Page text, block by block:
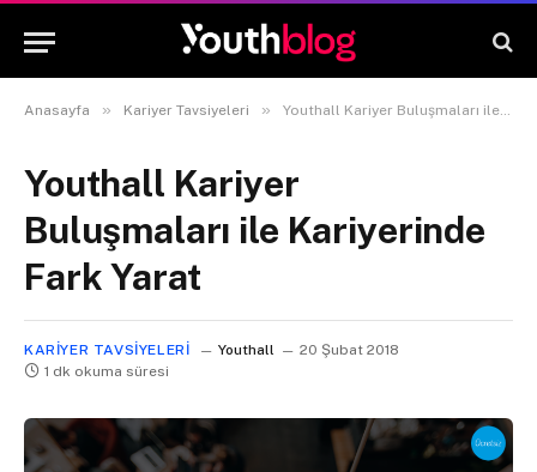
Anasayfa » Kariyer Tavsiyeleri » Youthall Kariyer Buluşmaları ile Kariyerinde Fark Yarat
Youthall Kariyer
Buluşmaları ile Kariyerinde
Fark Yarat
KARIYER TAVSIYELERI Youthall
20 Şubat 2018
1 dk okuma süresi